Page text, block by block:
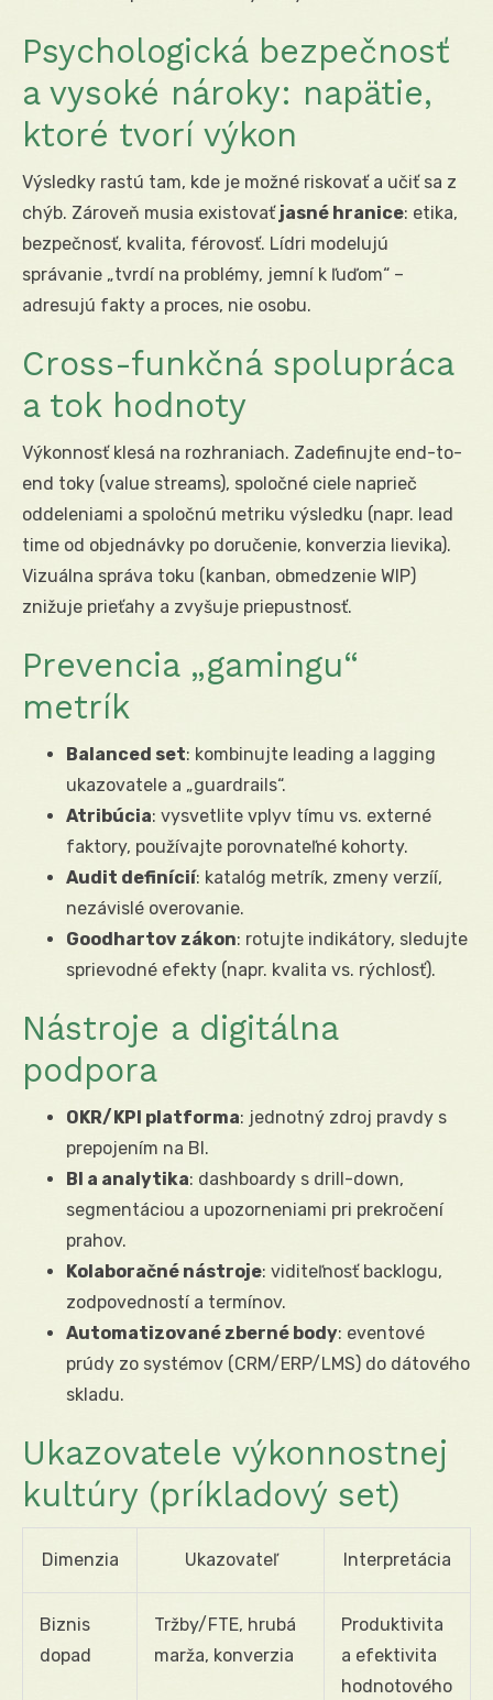
Psychologická bezpečnosť
a vysoké nároky: napätie,
ktoré tvorí výkon
Výsledky rastú tam, kde je možné riskovať a učiť sa z
chýb. Zároveň musia existovať jasné hranice: etika,
bezpečnosť, kvalita, férovosť. Lídri modelujú
správanie „tvrdí na problémy, jemní k ľuďom“ –
adresujú fakty a proces, nie osobu.
Cross-funkčná spolupráca
a tok hodnoty
Výkonnosť klesá na rozhraniach. Zadefinujte end-to-
end toky (value streams), spoločné ciele naprieč
oddeleniami a spoločnú metriku výsledku (napr. lead
time od objednávky po doručenie, konverzia lievika).
Vizuálna správa toku (kanban, obmedzenie WIP)
znižuje prieťahy a zvyšuje priepustnosť.
Prevencia „gamingu“
metrík
Balanced set: kombinujte leading a lagging
ukazovatele a „guardrails“.
Atribúcia: vysvetlite vplyv tímu vs. externé
faktory, používajte porovnateľné kohorty.
Audit definícií: katalóg metrík, zmeny verzíí,
nezávislé overovanie.
Goodhartov zákon: rotujte indikátory, sledujte
sprievodné efekty (napr. kvalita vs. rýchlosť).
Nástroje a digitálna
podpora
OKR/KPI platforma: jednotný zdroj pravdy s
prepojením na BI.
BI a analytika: dashboardy s drill-down,
segmentáciou a upozorneniami pri prekročení
prahov.
Kolaboračné nástroje: viditeľnosť backlogu,
zodpovedností a termínov.
Automatizované zberné body: eventové
prúdy zo systémov (CRM/ERP/LMS) do dátového
skladu.
Ukazovatele výkonnostnej
kultúry (príkladový set)
Dimenzia Ukazovateľ Interpretácia
Biznis
dopad
Tržby/FTE, hrubá
marža, konverzia
Produktivita
a efektivita
hodnotového